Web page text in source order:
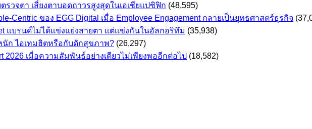
รวจตา เสี่ยงตาบอดถาวรสูงสุดในเอเชียแปซิฟิก (48,595)
Centric ของ EGG Digital เมื่อ Employee Engagement กลายเป็นยุทธศาสตร์ธุรกิจ
แบรนด์ไม่ได้แข่งแย่งสายตา แต่แข่งกันในอัลกอริทึม (35,938)
ก ไอเทมฮิตหรือกับดักสุขภาพ? (26,297)
2026 เมื่อความสัมพันธ์อย่างเดียวไม่เพียงพออีกต่อไป (18,582)